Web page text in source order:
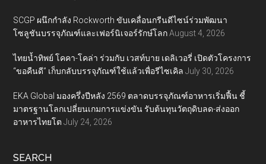
SCGP ผนึกกำลัง Rockworth ขับเคลื่อนกรีนดีไซน์ร่วมพัฒนา
โซลูชันบรรจุภัณฑ์และเฟอร์นิเจอร์รักษ์โลก August 4, 2026
ไทยน้ำทิพย์ โคคา-โคล่า ร่วมกับ เวสท์บาย เดลิเวอรี่ เปิดตัวโครงการ
“ขอคืนดี” เก็บกลับบรรจุภัณฑ์ใช้แล้วเพื่อรีไซเคิล July 30, 2026
EKA Global มองครึ่งปีหลัง 2569 ตลาดบรรจุภัณฑ์อาหารเริ่มฟื้น ชี้
มาตรฐานโลกเปลี่ยนเกมการแข่งขัน รับต้นทุนวัตถุดิบลด-ส่งออก
อาหารไทยโต July 24, 2026
SEARCH